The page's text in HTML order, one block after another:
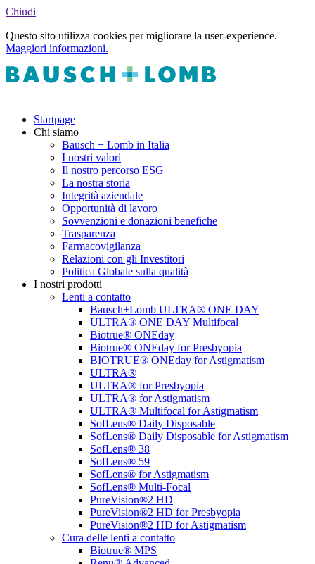
Chiudi
Questo sito utilizza cookies per migliorare la user-experience.
Maggiori informazioni.
Startpage
Chi siamo
Bausch + Lomb in Italia
I nostri valori
Il nostro percorso ESG
La nostra storia
Integrità aziendale
Opportunità di lavoro
Sovvenzioni e donazioni benefiche
Trasparenza
Farmacovigilanza
Relazioni con gli Investitori
Politica Globale sulla qualità
I nostri prodotti
Lenti a contatto
Bausch+Lomb ULTRA® ONE DAY
ULTRA® ONE DAY Multifocal
Biotrue® ONEday
Biotrue® ONEday for Presbyopia
BIOTRUE® ONEday for Astigmatism
ULTRA®
ULTRA® for Presbyopia
ULTRA® for Astigmatism
ULTRA® Multifocal for Astigmatism
SofLens® Daily Disposable
SofLens® Daily Disposable for Astigmatism
SofLens® 38
SofLens® 59
SofLens® for Astigmatism
SofLens® Multi-Focal
PureVision®2 HD
PureVision®2 HD for Presbyopia
PureVision®2 HD for Astigmatism
Cura delle lenti a contatto
Biotrue® MPS